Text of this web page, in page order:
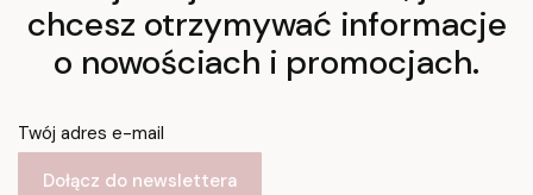
chcesz otrzymywać informacje
o nowościach i promocjach.
Twój adres e-mail
Dołącz do newslettera